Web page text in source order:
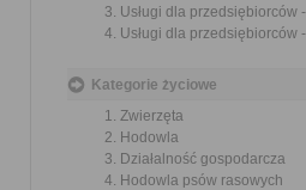
Usługi dla przedsiębiorców
Usługi dla przedsiębiorców
Kategorie życiowe
Zwierzęta
Hodowla
Działalność gospodarcza
Hodowla psów rasowych